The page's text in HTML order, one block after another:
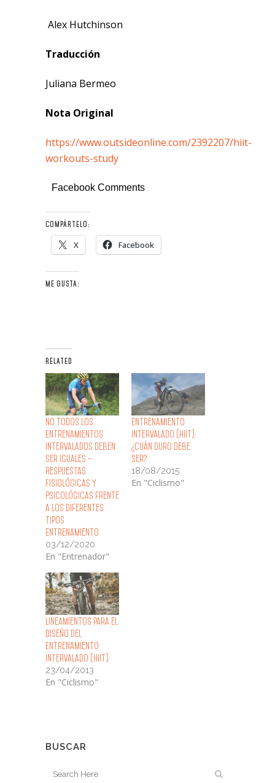
Alex Hutchinson
Traducción
Juliana Bermeo
Nota Original
https://www.outsideonline.com/2392207/hiit-
workouts-study
Facebook Comments
COMPÁRTELO:
X Facebook
ME GUSTA:
RELATED
No Todos los
Entrenamientos
Intervalados Deben
ser Iguales –
Respuestas
Fisiológicas y
Psicológicas frente
a los Diferentes
Tipos
Entrenamiento
03/12/2020
En "Entrenador"
Entrenamiento
Intervalado (HIIT):
¿Cuán Duro Debe
Ser?
18/08/2015
En "Ciclismo"
Lineamientos para el
Diseño del
Entrenamiento
Intervalado (HIIT)
23/04/2013
En "Ciclismo"
BUSCAR